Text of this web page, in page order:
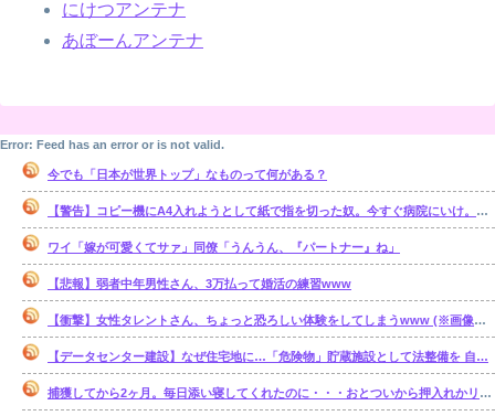
にけつアンテナ
あぼーんアンテナ
Error: Feed has an error or is not valid.
今でも「日本が世界トップ」なものって何がある？
【警告】コピー機にA4入れようとして紙で指を切った奴。今すぐ病院にいけ。腕一本切断になってもしらんぞ
ワイ「嫁が可愛くてサァ」同僚「うんうん、『パートナー』ね」
【悲報】弱者中年男性さん、3万払って婚活の練習www
【衝撃】女性タレントさん、ちょっと恐ろしい体験をしてしまうwww (※画像あり)
【データセンター建設】なぜ住宅地に…「危険物」貯蔵施設として法整備を 自…
捕獲してから2ヶ月。毎日添い寝してくれたのに・・・おとついから押入れかリビングで ひとり寝るようになってしまった・・・。【再】